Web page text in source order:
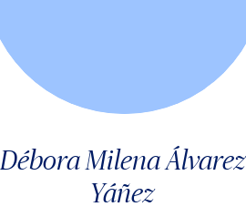
Débora Milena Álvarez
Yáñez